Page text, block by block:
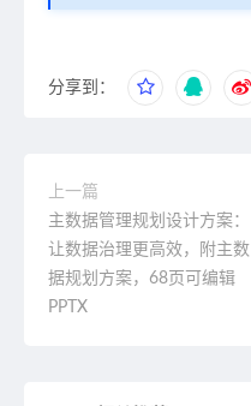
分享到：
上一篇
主数据管理规划设计方案：
让数据治理更高效，附主数
据规划方案，68页可编辑
PPTX